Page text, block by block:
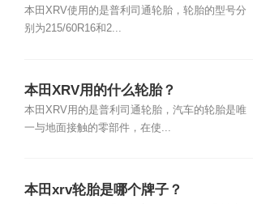
本田XRV使用的是普利司通轮胎，轮胎的型号分
别为215/60R16和2...
本田XRV用的什么轮胎？
本田XRV用的是普利司通轮胎，汽车的轮胎是唯
一与地面接触的零部件，在使...
本田xrv轮胎是哪个牌子？